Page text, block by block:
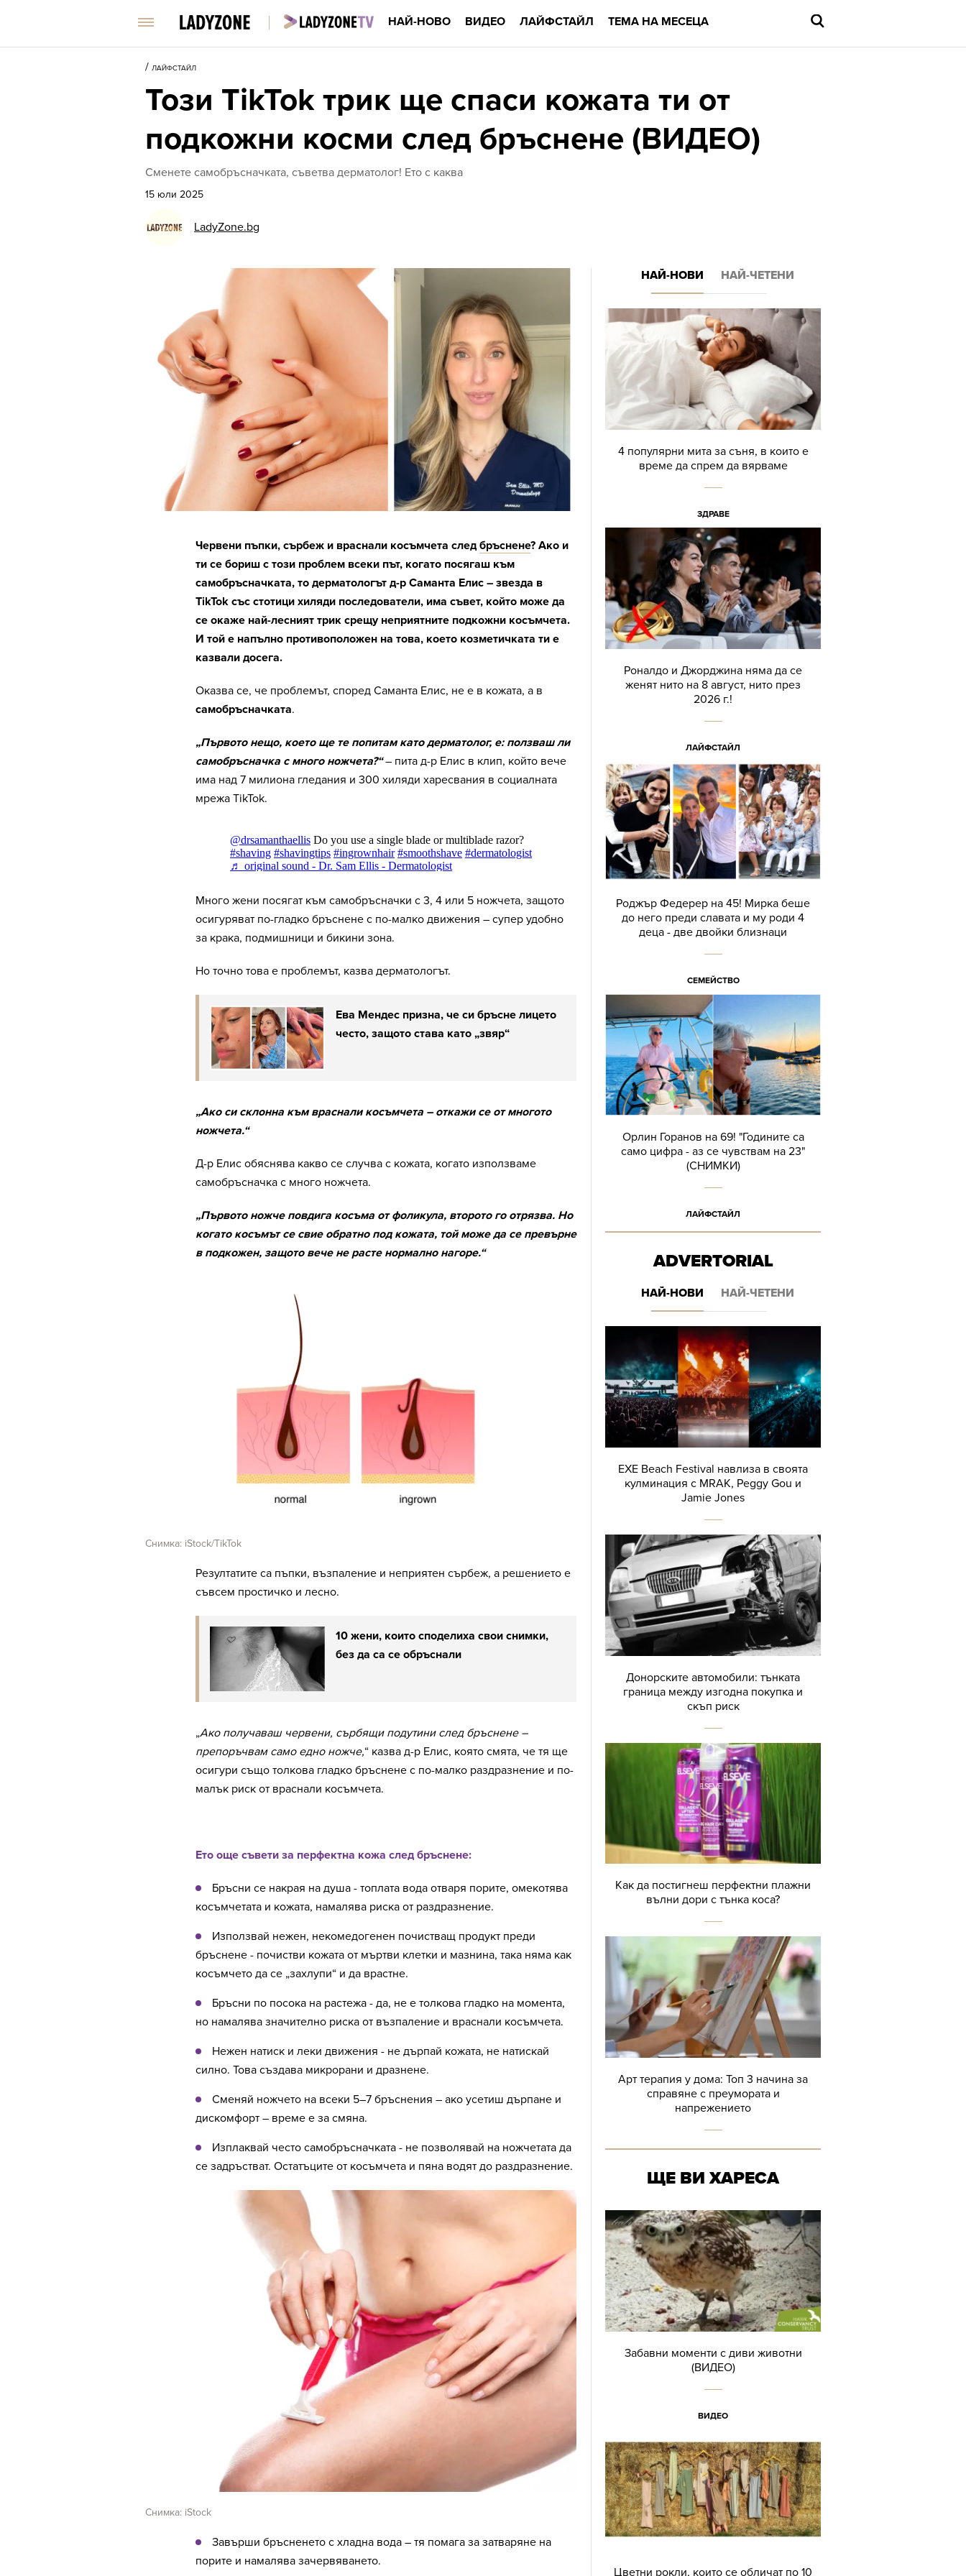
НАЙ-НОВО ВИДЕО ЛАЙФСТАЙЛ ТЕМА НА МЕСЕЦА
/ ЛАЙФСТАЙЛ
Този TikTok трик ще спаси кожата ти от
подкожни косми след бръснене (ВИДЕО)
Сменете самобръсначката, съветва дерматолог! Ето с каква
15 юли 2025
LadyZone.bg
Червени пъпки, сърбеж и враснали косъмчета следбръснене? Ако и
ти се бориш с този проблем всеки път, когато посягаш към
самобръсначката, то дерматологът д-р Саманта Елис – звезда в
TikTok със стотици хиляди последователи, има съвет, който може да
се окаже най-лесният трик срещу неприятните подкожни косъмчета.
И той е напълно противоположен на това, което козметичката ти е
казвали досега.
Оказва се, че проблемът, според Саманта Елис, не е в кожата, а в
самобръсначката.
„Първото нещо, което ще те попитам като дерматолог, е: ползваш ли
самобръсначка с много ножчета?“– пита д-р Елис в клип, който вече
има над 7 милиона гледания и 300 хиляди харесвания в социалната
мрежа TikTok.
Много жени посягат към самобръсначки с 3, 4 или 5 ножчета, защото
осигуряват по-гладко бръснене с по-малко движения – супер удобно
за крака, подмишници и бикини зона.
Но точно това е проблемът, казва дерматологът.
Ева Мендес призна, че си бръсне лицето
често, защото става като „звяр“
„Ако си склонна към враснали косъмчета – откажи се от многото
ножчета.“
Д-р Елис обяснява какво се случва с кожата, когато използваме
самобръсначка с много ножчета.
„Първото ножче повдига косъма от фоликула, второто го отрязва. Но
когато косъмът се свие обратно под кожата, той може да се превърне
в подкожен, защото вече не расте нормално нагоре.“
Снимка: iStock/TikTok
Резултатите са пъпки, възпаление и неприятен сърбеж, а решението е
съвсем простичко и лесно.
10 жени, които споделиха свои снимки,
без да са се обръснали
„Ако получаваш червени, сърбящи подутини след бръснене –
препоръчвам само едно ножче,“ казва д-р Елис, която смята, че тя ще
осигури също толкова гладко бръснене с по-малко раздразнение и по-
малък риск от враснали косъмчета.
Ето още съвети за перфектна кожа след бръснене:
Бръсни се накрая на душа - топлата вода отваря порите, омекотява
косъмчетата и кожата, намалява риска от раздразнение.
Използвай нежен, некомедогенен почистващ продукт преди
бръснене - почистви кожата от мъртви клетки и мазнина, така няма как
косъмчето да се „захлупи“ и да врастне.
Бръсни по посока на растежа - да, не е толкова гладко на момента,
но намалява значително риска от възпаление и враснали косъмчета.
Нежен натиск и леки движения - не дърпай кожата, не натискай
силно. Това създава микрорани и дразнене.
Сменяй ножчето на всеки 5–7 бръснения – ако усетиш дърпане и
дискомфорт – време е за смяна.
Изплаквай често самобръсначката - не позволявай на ножчетата да
се задръстват. Остатъците от косъмчета и пяна водят до раздразнение.
Снимка: iStock
Завърши бръсненето с хладна вода – тя помага за затваряне на
порите и намалява зачервяването.
НАЙ-НОВИ НАЙ-ЧЕТЕНИ
4 популярни мита за съня, в които е
време да спрем да вярваме
ЗДРАВЕ
Роналдо и Джорджина няма да се
женят нито на 8 август, нито през
2026 г.!
ЛАЙФСТАЙЛ
Роджър Федерер на 45! Мирка беше
до него преди славата и му роди 4
деца - две двойки близнаци
СЕМЕЙСТВО
Орлин Горанов на 69! "Годините са
само цифра - аз се чувствам на 23"
(СНИМКИ)
ЛАЙФСТАЙЛ
ADVERTORIAL
НАЙ-НОВИ НАЙ-ЧЕТЕНИ
EXE Beach Festival навлиза в своята
кулминация с MRAK, Peggy Gou и
Jamie Jones
Донорските автомобили: тънката
граница между изгодна покупка и
скъп риск
Как да постигнеш перфектни плажни
вълни дори с тънка коса?
Арт терапия у дома: Топ 3 начина за
справяне с преумората и
напрежението
ЩЕ ВИ ХАРЕСА
Забавни моменти с диви животни
(ВИДЕО)
ВИДЕО
Цветни рокли, които се обличат по 10